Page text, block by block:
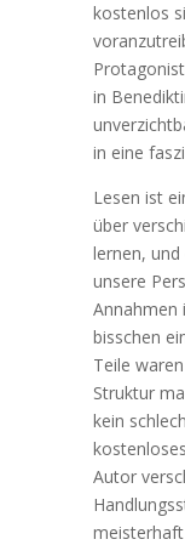
kostenlos
in
in eine
Lesen ist
über
lernen,
unsere
Annahmen
bisschen
Teile
Struktur
kein
Autor